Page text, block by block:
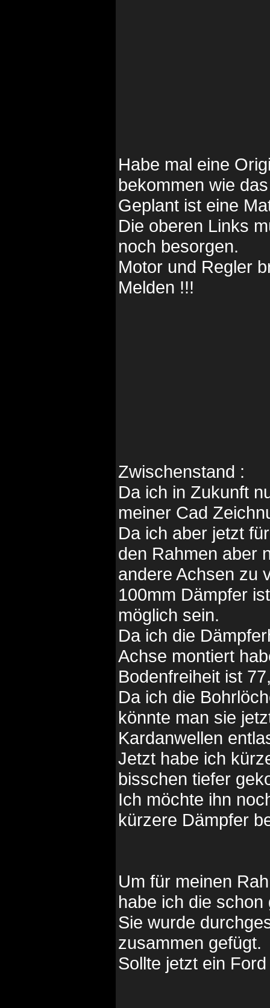
Habe mal eine
bekommen wie
Geplant ist eine
Die oberen Links
noch besorgen.
Motor und Regler
Melden !!!
Zwischenstand :
Da ich in Zukunft
meiner Cad
Da ich aber jetzt
den Rahmen aber
andere Achsen zu
100mm Dämpfer
möglich sein.
Da ich die
Achse montiert
Bodenfreiheit ist
Da ich die
könnte man sie
Kardanwellen
Jetzt habe ich
bisschen tiefer
Ich möchte ihn
kürzere Dämpfer
Um für meinen
habe ich die
Sie wurde
zusammen gefügt.
Sollte jetzt ein